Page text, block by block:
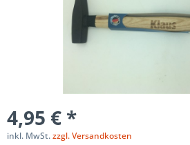
4,95 € *
inkl. MwSt.zzgl. Versandkosten